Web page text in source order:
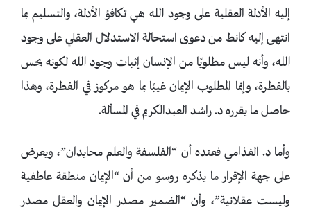
إليه الأدلة العقلية على وجود الله هي تكافؤ الأدلة، والتسليم بما
انتهى إليه كانط من دعوى استحالة الاستدلال العقلي على وجود
الله، وأنه ليس مطلوبًا من الإنسان إثبات وجود الله لكونه يحس
بالفطرة، وإنما المطلوب الإيمان غيبًا بما هو مركوز في الفطرة، وهذا
حاصل ما يقرره د. راشد العبدالكريم في المسألة.
وأما د. الغذامي فعنده أن “الفلسفة والعلم محايدان”، ويعرض
على جهة الإقرار ما يذكره روسو من أن “الإيمان منطقة عاطفية
وليست عقلانية”، وأن “الضمير مصدر الإيمان والعقل مصدر